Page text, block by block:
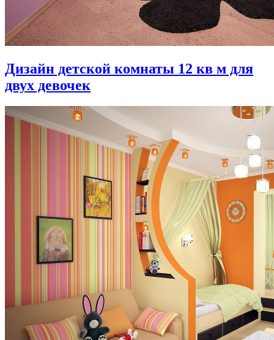
Дизайн детской комнаты 12 кв м для
двух девочек